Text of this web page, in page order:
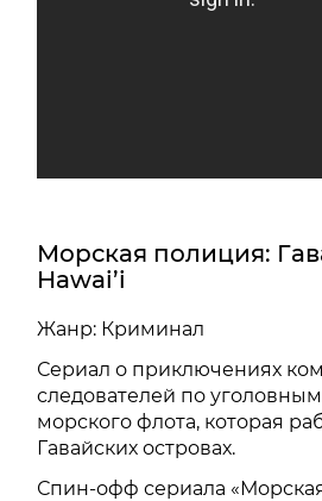
Морская полиция:
Hawai’i
Жанр: Криминал
Сериал о приключениях
следователей по
морского флота, которая
Гавайских островах.
Спин-офф сериала